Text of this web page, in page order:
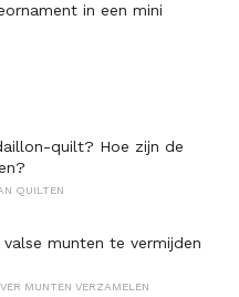
in een mini
quilt? Hoe zijn de
QUILTEN
munten te vermijden
MUNTEN VERZAMELEN